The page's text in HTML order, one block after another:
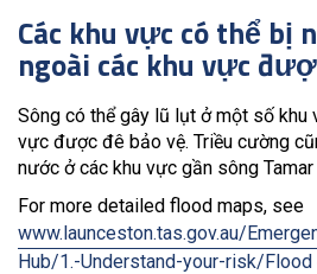
Các khu vực có thể bị
ngoài các khu vực
Sông có thể gây lũ lụt ở một số khu
vực được đê bảo vệ. Triều cường
nước ở các khu vực gần sông Tamar
For more detailed flood maps, see
www.launceston.tas.gov.au/
Hub/1.-Understand-your-risk/Flood